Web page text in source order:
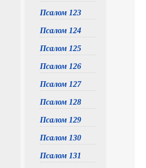
Псалом 123
Псалом 124
Псалом 125
Псалом 126
Псалом 127
Псалом 128
Псалом 129
Псалом 130
Псалом 131